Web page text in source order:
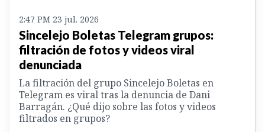
2:47 PM 23 jul. 2026
Sincelejo Boletas Telegram grupos:
filtración de fotos y videos viral
denunciada
La filtración del grupo Sincelejo Boletas en
Telegram es viral tras la denuncia de Dani
Barragán. ¿Qué dijo sobre las fotos y videos
filtrados en grupos?